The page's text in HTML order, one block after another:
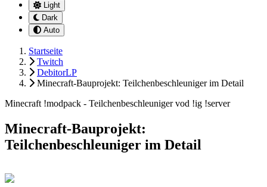
Light
Dark
Auto
Startseite
Twitch
DebitorLP
Minecraft-Bauprojekt: Teilchenbeschleuniger im Detail
Minecraft !modpack - Teilchenbeschleuniger vod !ig !server
Minecraft-Bauprojekt:
Teilchenbeschleuniger im Detail